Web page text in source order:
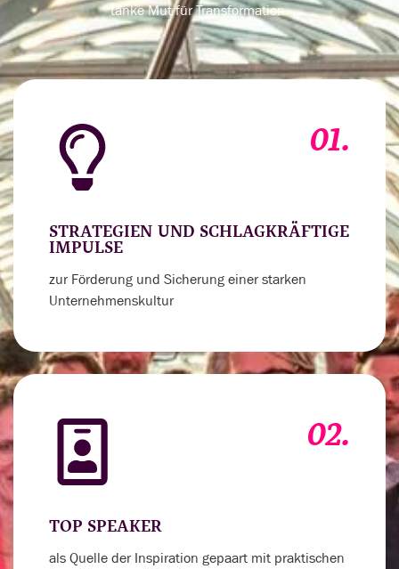
tanke Mut für Transformation.
01.
STRATEGIEN UND SCHLAGKRÄFTIGE
IMPULSE
zur Förderung und Sicherung einer starken
Unternehmenskultur
02.
TOP SPEAKER
als Quelle der Inspiration gepaart mit praktischen